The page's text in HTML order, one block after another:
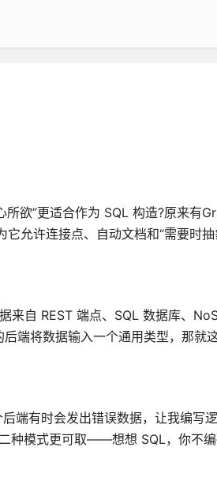
欲”更适合作为 SQL 构造?原来有
允许连接点、自动文档和“需要时
来自 REST 端点、SQL 数据库、
端将数据输入一个通用类型，那就这
端有时会发出错误数据，让我编写
种模式更可取——想想 SQL，你不